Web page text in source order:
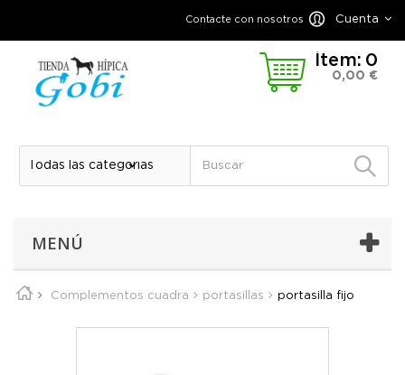
Cuenta
Contacte con nosotros
Ítem: 0
0,00 €
MENÚ
Complementos cuadra portasillas portasilla fijo